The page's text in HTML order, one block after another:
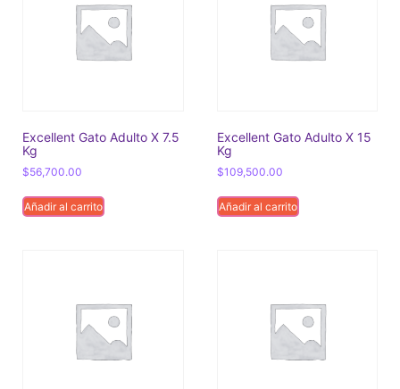
Excellent Gato Adulto X 7.5
Kg
$56,700.00
Añadir al carrito
Excellent Gato Adulto X 15
Kg
$109,500.00
Añadir al carrito